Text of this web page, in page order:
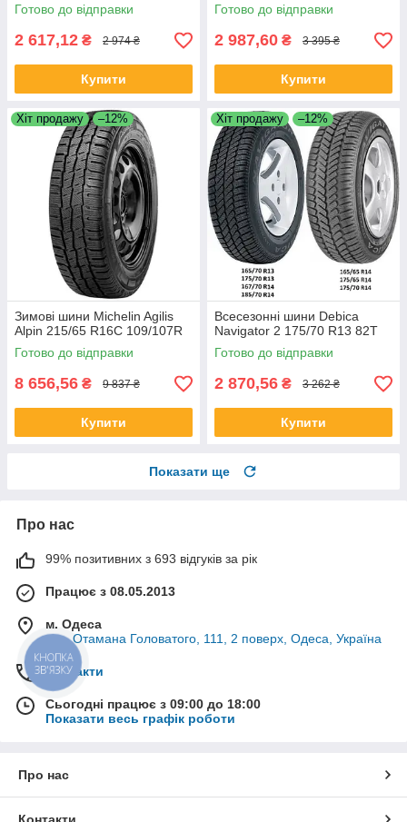
Готово до відправки
2 617,12 ₴ 2 974 ₴
Купити
Готово до відправки
2 987,60 ₴ 3 395 ₴
Купити
Хіт продажу –12%
Зимові шини Michelin Agilis
Alpin 215/65 R16C 109/107R
Готово до відправки
8 656,56 ₴ 9 837 ₴
Купити
Хіт продажу –12%
Всесезонні шини Debica
Navigator 2 175/70 R13 82T
Готово до відправки
2 870,56 ₴ 3 262 ₴
Купити
Показати ще
Про нас
99% позитивних з 693 відгуків за рік
Працює з 08.05.2013
м. Одеса
вул. Отамана Головатого, 111, 2 поверх, Одеса, Україна
Контакти
Сьогодні працює з 09:00 до 18:00
Показати весь графік роботи
Про нас
КНОПКА
ЗВ'ЯЗКУ